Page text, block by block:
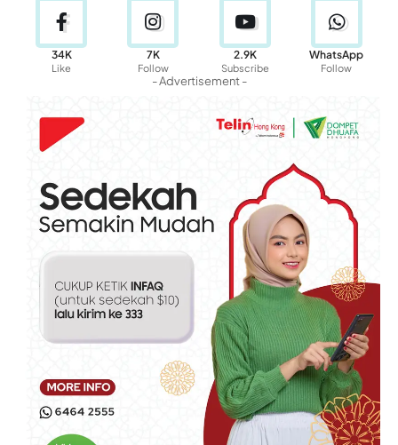
34K
Like
7K
Follow
2.9K
Subscribe
WhatsApp
Follow
- Advertisement -